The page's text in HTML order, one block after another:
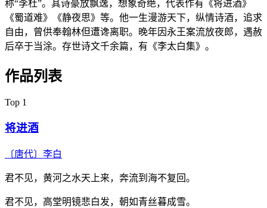
称“李杜”。其诗豪放飘逸，想象奇绝，代表作有《将进酒》
《蜀道难》《静夜思》等。他一生漫游天下，纵情诗酒，追求
自由，曾供奉翰林但遭谗离职。晚年因永王案流放夜郎，遇赦
后卒于当涂。存世诗文千余篇，有《李太白集》。
作品列表
Top 1
将进酒
〔唐代〕 李白
君不见，黄河之水天上来，奔流到海不复回。
君不见，高堂明镜悲白发，朝如青丝暮成雪。